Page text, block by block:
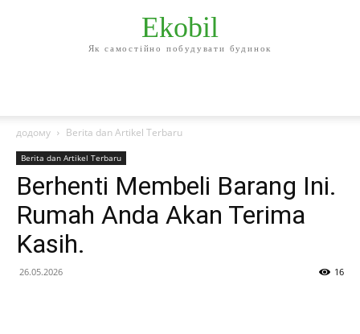
Ekobil
Як самостійно побудувати будинок
додому Berita dan Artikel Terbaru
Berita dan Artikel Terbaru
Berhenti Membeli Barang Ini.
Rumah Anda Akan Terima
Kasih.
26.05.2026 16